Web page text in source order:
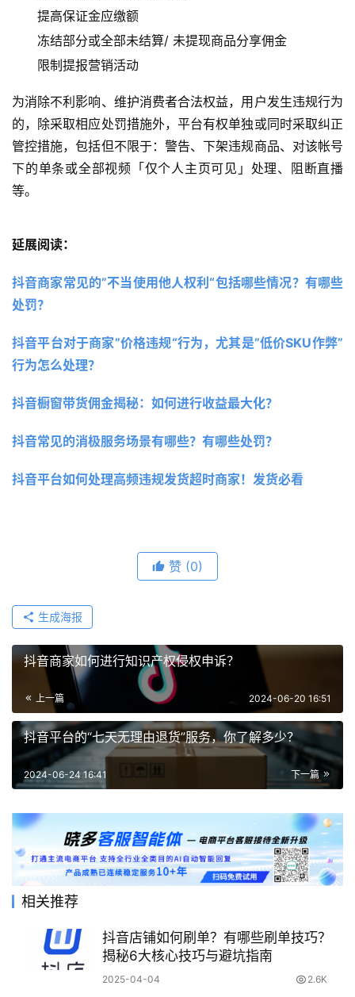
提高保证金应缴额
冻结部分或全部未结算/ 未提现商品分享佣金
限制提报营销活动
为消除不利影响、维护消费者合法权益，用户发生违规行为
的，除采取相应处罚措施外，平台有权单独或同时采取纠正
管控措施，包括但不限于：警告、下架违规商品、对该帐号
下的单条或全部视频「仅个人主页可见」处理、阻断直播
等。
延展阅读：
抖音商家常见的”不当使用他人权利“包括哪些情况？有哪些
处罚？
抖音平台对于商家”价格违规“行为，尤其是”低价SKU作弊”
行为怎么处理？
抖音橱窗带货佣金揭秘：如何进行收益最大化？
抖音常见的消极服务场景有哪些？有哪些处罚？
抖音平台如何处理高频违规发货超时商家！发货必看
赞 (0)
生成海报
抖音商家如何进行知识产权侵权申诉？
上一篇 2024-06-20 16:51
抖音平台的“七天无理由退货”服务，你了解多少？
下一篇
2024-06-24 16:41
相关推荐
抖音店铺如何刷单？有哪些刷单技巧？
揭秘6大核心技巧与避坑指南
2025-04-04 2.6K